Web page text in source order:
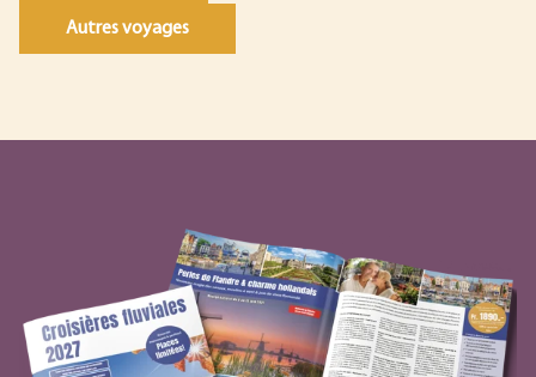
Autres voyages